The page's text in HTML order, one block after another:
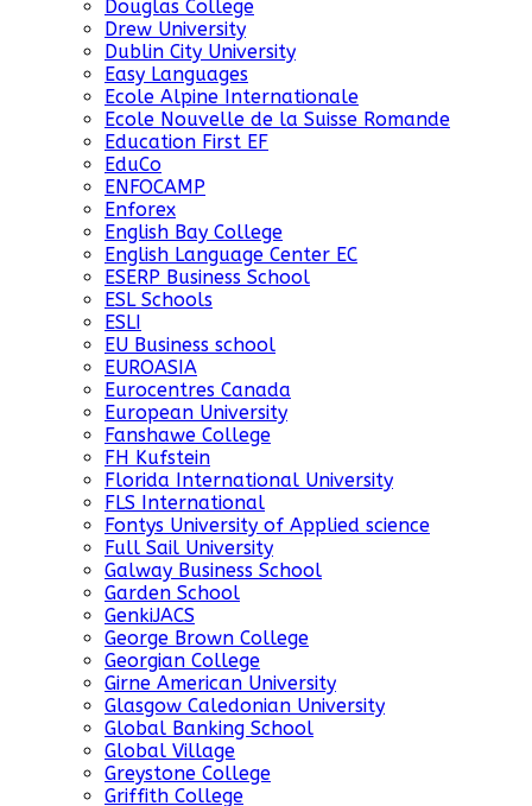
Douglas College
Drew University
Dublin City University
Easy Languages
Ecole Alpine Internationale
Ecole Nouvelle de la Suisse Romande
Education First EF
EduCo
ENFOCAMP
Enforex
English Bay College
English Language Center EC
ESERP Business School
ESL Schools
ESLI
EU Business school
EUROASIA
Eurocentres Canada
European University
Fanshawe College
FH Kufstein
Florida International University
FLS International
Fontys University of Applied science
Full Sail University
Galway Business School
Garden School
GenkiJACS
George Brown College
Georgian College
Girne American University
Glasgow Caledonian University
Global Banking School
Global Village
Greystone College
Griffith College